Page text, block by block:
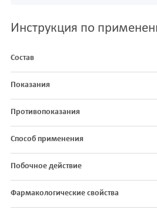
Инструкция по
Состав
Показания
Противопоказания
Способ применения
Побочное действие
Фармакологические свойства